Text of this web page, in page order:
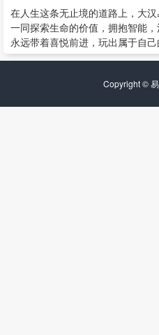
在人生这条无止境的道路上，大
一同探索生命的价值，拥抱智能
永远带着喜悦前进，玩出属于自己
Copyright ©